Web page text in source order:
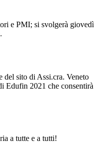
e PMI; si svolgerà giovedì
del sito di Assi.cra. Veneto
Edufin 2021 che consentirà
a tutte e a tutti!